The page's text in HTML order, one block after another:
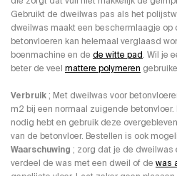
Gebruikt de dweilwas pas als het
dweilwas maakt een beschermlaagje op
betonvloeren kan helemaal verglaasd
boenmachine en de de witte pad. Wil je
beter de veel mattere polymeren
Verbruik ; Met dweilwas voor
m2 bij een normaal zuigende
nodig hebt en gebruik deze
van de betonvloer. Bestellen is ook
Waarschuwing ; zorg dat je de dweilwas
verdeel de was met een dweil of de was